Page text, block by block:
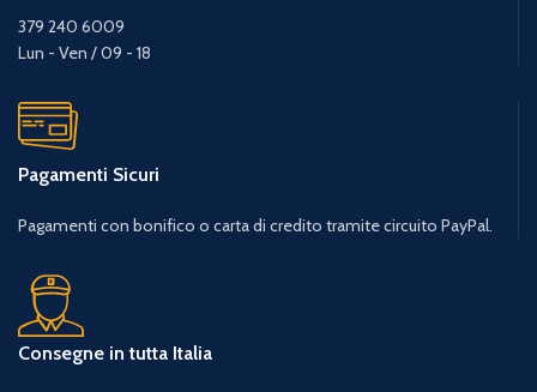
379 240 6009
Lun - Ven / 09 - 18
Pagamenti Sicuri
Pagamenti con bonifico o carta di credito tramite circuito PayPal.
Consegne in tutta Italia